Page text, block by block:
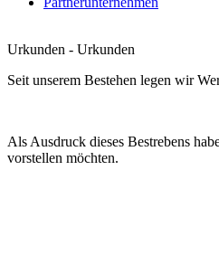
Urkunden - Urkunden
Seit unserem Bestehen legen wir
Als Ausdruck dieses Bestrebens
vorstellen möchten.